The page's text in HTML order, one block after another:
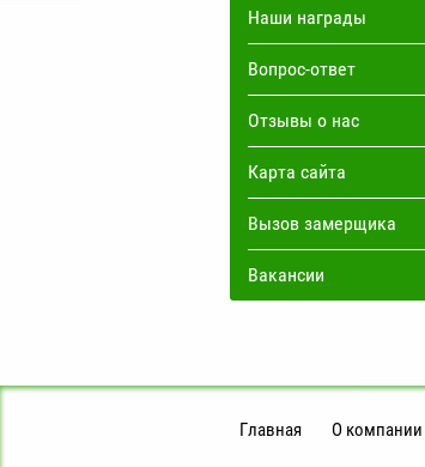
Наши награды
Вопрос-ответ
Отзывы о нас
Карта сайта
Вызов замерщика
Вакансии
Главная О компании